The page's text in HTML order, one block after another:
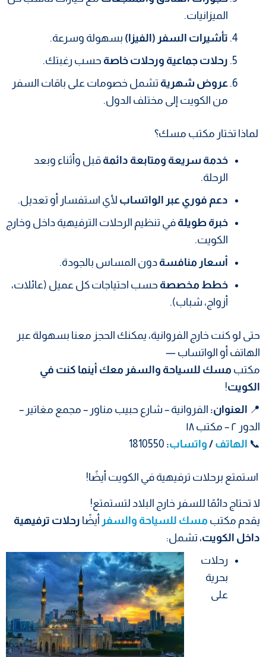
الميزانيات.
تأشيرات السفر (الفيزا) بسهولة وسرعة.
رحلات جماعية ورحلات خاصة حسب رغبتك.
عروض شهرية تشمل خصومات على باقات السفر
من الكويت إلى مختلف الدول.
لماذا تختار مكتب مسك؟
خدمة سريعة ومتابعة دائمة قبل وأثناء وبعد
الرحلة.
دعم فوري عبر الواتساب لأي استفسار أو تعديل.
خبرة طويلة في تنظيم الرحلات الترفيهية داخل وخارج
الكويت.
أسعار منافسة دون المساس بالجودة.
خطط مخصصة حسب احتياجات كل عميل (عائلات،
أزواج، شباب).
حتى لو كنت خارج الفروانية، يمكنك الحجز معنا بسهولة عبر
الهاتف أو الواتساب —
مكتب مسك للسياحة والسفر معك أينما كنت في
الكويت!
📍 العنوان: الفروانية – شارع حبيب مناور – مجمع مغاتير –
الدور ٢ – مكتب ١٨
📞 الهاتف / واتساب:
استمتع برحلات ترفيهية في الكويت أيضًا!
لا تحتاج دائمًا للسفر خارج البلاد لتستمتع!
يقدم مكتب مسك للسياحة والسفر أيضًا رحلات ترفيهية
داخل الكويت، تشمل:
رحلات
بحرية
على